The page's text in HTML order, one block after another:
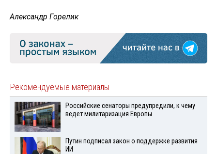
Александр Горелик
Рекомендуемые материалы
Российские сенаторы предупредили, к чему
ведет милитаризация Европы
Путин подписал закон о поддержке развития
ИИ